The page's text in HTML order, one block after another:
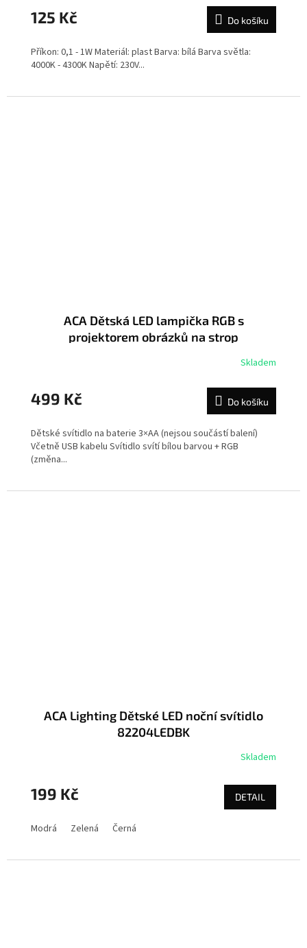
125 Kč Do košíku
Příkon: 0,1 - 1W Materiál: plast Barva: bílá Barva světla:
4000K - 4300K Napětí: 230V...
ACA Dětská LED lampička RGB s
projektorem obrázků na strop
Skladem
499 Kč Do košíku
Dětské svítidlo na baterie 3×AA (nejsou součástí balení)
Včetně USB kabelu Svítidlo svítí bílou barvou + RGB
(změna...
ACA Lighting Dětské LED noční svítidlo
82204LEDBK
Skladem
199 Kč DETAIL
Modrá Zelená Černá